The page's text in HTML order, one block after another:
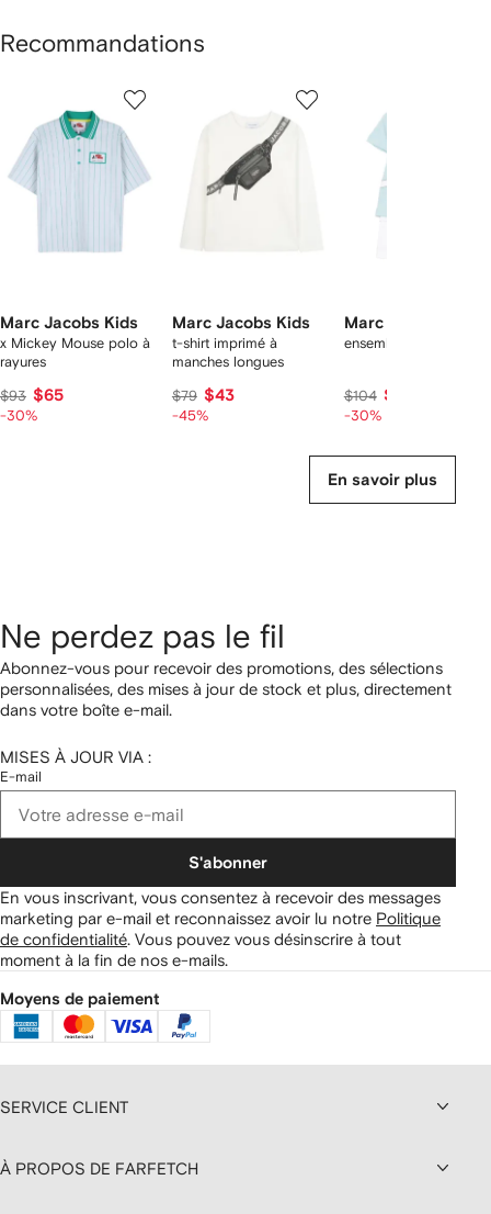
Recommandations
Marc Jacobs Kids
x Mickey Mouse polo à
rayures
$93 $65
-30%
Marc Jacobs Kids
t-shirt imprimé à
manches longues
$79 $43
-45%
Marc Jacobs Kids
ensemble short blanc
$104 $73
-30%
En savoir plus
Ne perdez pas le fil
Abonnez-vous pour recevoir des promotions, des sélections
personnalisées, des mises à jour de stock et plus, directement
dans votre boîte e-mail.
MISES À JOUR VIA :
E-mail
S'abonner
En vous inscrivant, vous consentez à recevoir des messages
marketing par e-mail et reconnaissez avoir lu notre Politique
de confidentialité. Vous pouvez vous désinscrire à tout
moment à la fin de nos e-mails.
Moyens de paiement
SERVICE CLIENT
À PROPOS DE FARFETCH